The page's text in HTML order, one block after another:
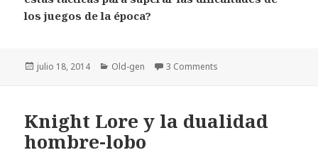
los juegos de la época?
Publicado
julio 18, 2014 Categorías
Old-gen 3 Comments
Knight Lore y la dualidad
hombre-lobo